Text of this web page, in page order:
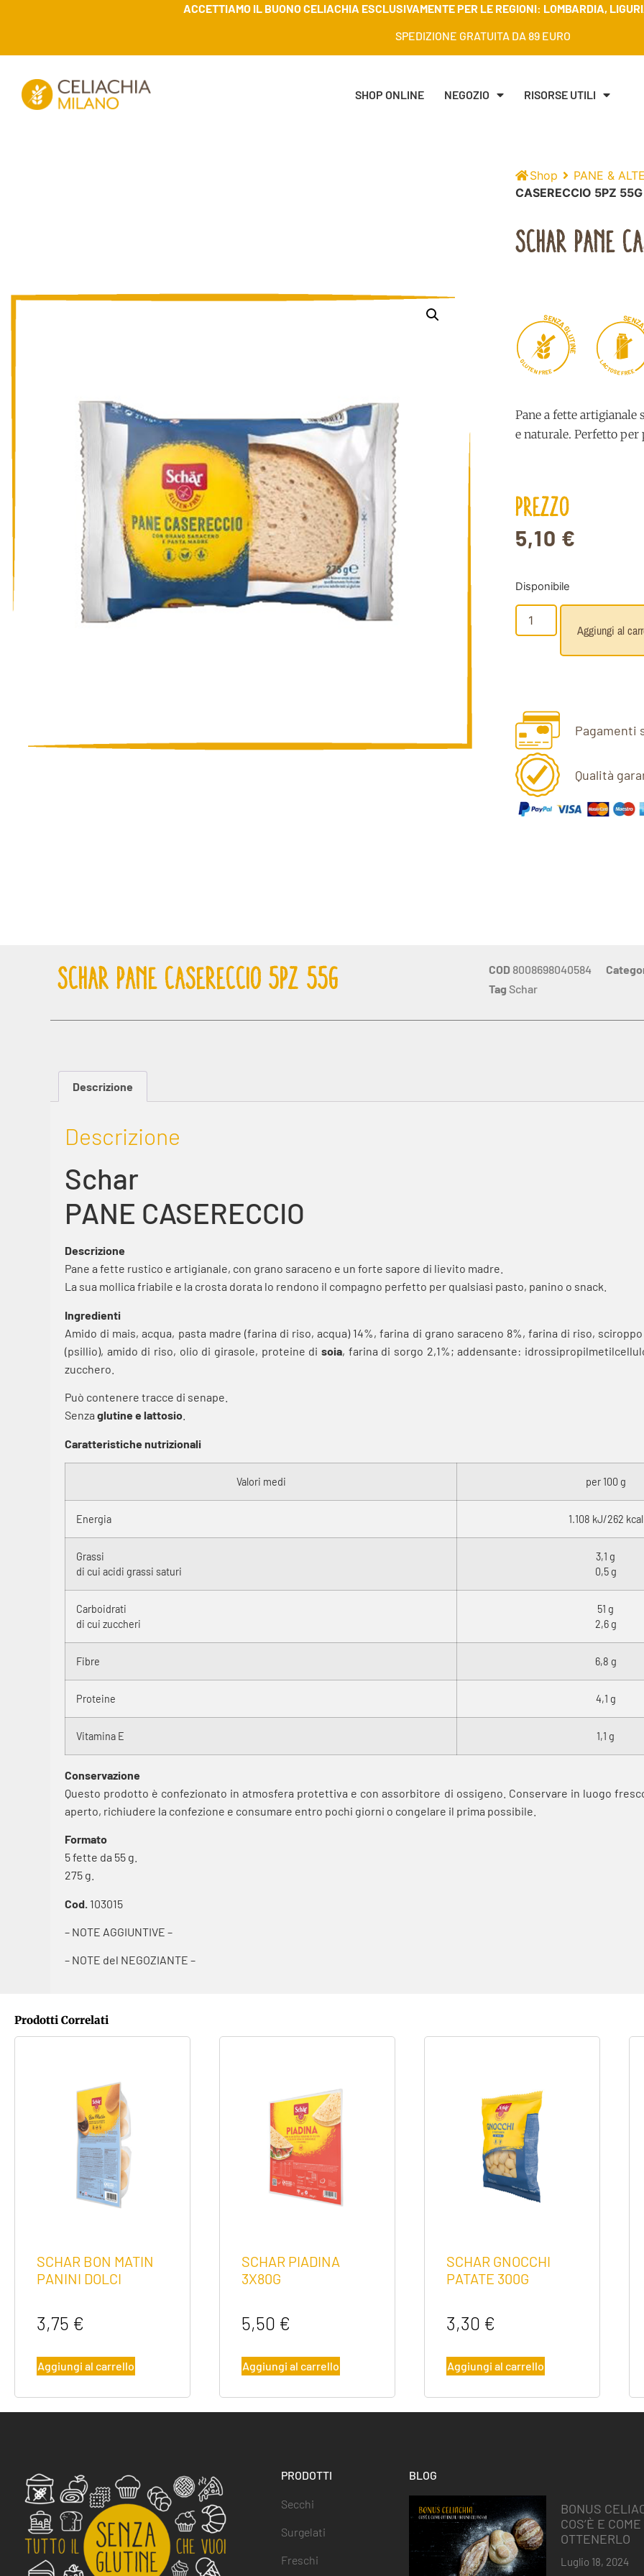
ACCETTIAMO IL BUONO CELIACHIA ESCLUSIVAMENTE PER LE REGIONI: LOMBARDIA,
SPEDIZIONE GRATUITA DA 89 EURO
SHOP ONLINE NEGOZIO RISORSE UTILI
Shop PANE &
CASERECCIO 5PZ 55G
SCHAR PANE
SENZAG
LU
T
I
N
E
G
L
UTENFREE
SENZ
L
ACTOSEFREE
Pane a fette artigianale
e naturale. Perfetto per
PREZZO
5,10 €
Disponibile
Aggiungi al
Pagamenti
Qualità
SCHAR PANE CASERECCIO 5PZ 55G COD 8008698040584
Tag Schar
Descrizione
Descrizione
Schar
PANE CASERECCIO
Descrizione
Pane a fette rustico e artigianale, con grano saraceno e un forte sapore di lievito madre.
La sua mollica friabile e la crosta dorata lo rendono il compagno perfetto per qualsiasi pasto, panino o snack.
Ingredienti
Amido di mais, acqua, pasta madre (farina di riso, acqua) 14%, farina di grano saraceno 8%, farina di riso,
(psillio), amido di riso, olio di girasole, proteine di soia, farina di sorgo 2,1%; addensante:
zucchero.
Può contenere tracce di senape.
Senza glutine e lattosio
Caratteristiche nutrizionali
Valori medi per 100 g
Energia 1.108 kJ/262 kcal
Grassi
di cui acidi grassi saturi
3,1 g
0,5 g
Carboidrati
di cui zuccheri
51 g
2,6 g
Fibre 6,8 g
Proteine 4,1 g
Vitamina E 1,1 g
Conservazione
Questo prodotto è confezionato in atmosfera protettiva e con assorbitore di ossigeno. Conservare in luogo
aperto, richiudere la confezione e consumare entro pochi giorni o congelare il prima possibile.
Formato
5 fette da 55 g.
275 g.
Cod. 103015
– NOTE AGGIUNTIVE –
– NOTE del NEGOZIANTE –
Prodotti Correlati
SCHAR BON MATIN
PANINI DOLCI
3,75 €
Aggiungi al carrello
SCHAR PIADINA
3X80G
5,50 €
Aggiungi al carrello
SCHAR GNOCCHI
PATATE 300G
3,30 €
Aggiungi al carrello
PRODOTTI
Secchi
Surgelati
Freschi
BLOG
BONUS
COS’È E COME
OTTENERLO
Luglio 18, 2024